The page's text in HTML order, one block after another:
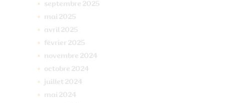
septembre 2025
mai 2025
avril 2025
février 2025
novembre 2024
octobre 2024
juillet 2024
mai 2024